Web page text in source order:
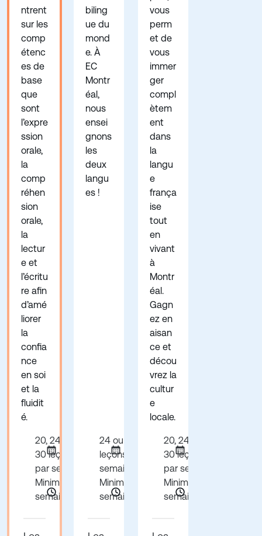
ntrent
sur les
comp
étenc
es de
base
que
sont
l’expre
ssion
orale,
la
comp
réhen
sion
orale,
la
lectur
e et
l’écritu
re afin
d’amé
liorer
la
confia
nce
en soi
et la
fluidit
é.
20, 24, 26 ou
30 leçons
par semaine
Minimum 1
semaine
biling
ue du
mond
e. À
EC
Montr
éal,
nous
ensei
gnons
les
deux
langu
es !
24 ou 30
leçons par
semaine
Minimum 1
semaine
vous
perm
et de
vous
immer
ger
compl
ètem
ent
dans
la
langu
e
frança
ise
tout
en
vivant
à
Montr
éal.
Gagn
ez en
aisan
ce et
décou
vrez la
cultur
e
locale.
20, 24, 26 ou
30 leçons
par semaine
Minimum 24
semaines